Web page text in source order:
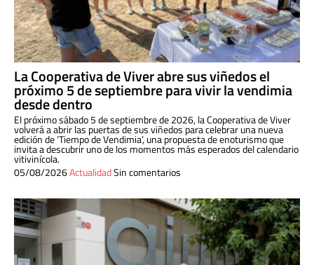
La Cooperativa de Viver abre sus viñedos el
próximo 5 de septiembre para vivir la vendimia
desde dentro
El próximo sábado 5 de septiembre de 2026, la Cooperativa de Viver
volverá a abrir las puertas de sus viñedos para celebrar una nueva
edición de ‘Tiempo de Vendimia’, una propuesta de enoturismo que
invita a descubrir uno de los momentos más esperados del calendario
vitivinícola.
05/08/2026ActualidadSin comentarios